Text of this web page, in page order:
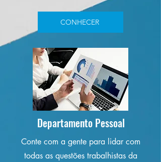
CONHECER
Departamento Pessoal
Conte com a gente para lidar com
todas as questões trabalhistas da